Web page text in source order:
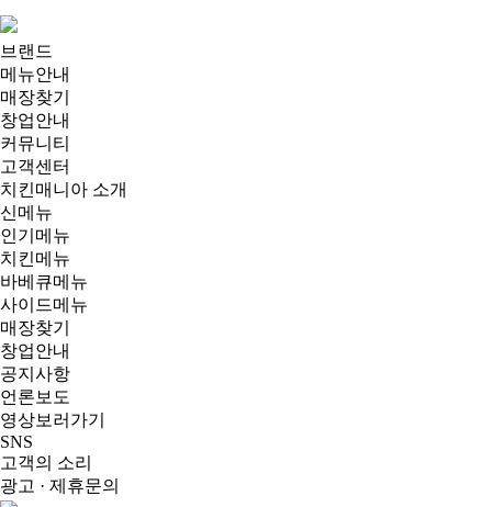
브랜드
메뉴안내
매장찾기
창업안내
커뮤니티
고객센터
치킨매니아 소개
신메뉴
인기메뉴
치킨메뉴
바베큐메뉴
사이드메뉴
매장찾기
창업안내
공지사항
언론보도
영상보러가기
SNS
고객의 소리
광고 · 제휴문의